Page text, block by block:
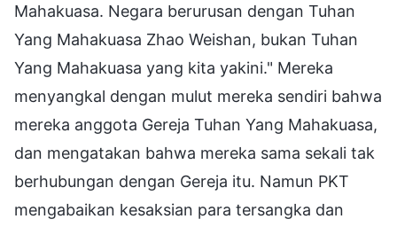
Mahakuasa. Negara berurusan dengan Tuhan
Yang Mahakuasa Zhao Weishan, bukan Tuhan
Yang Mahakuasa yang kita yakini." Mereka
menyangkal dengan mulut mereka sendiri bahwa
mereka anggota Gereja Tuhan Yang Mahakuasa,
dan mengatakan bahwa mereka sama sekali tak
berhubungan dengan Gereja itu. Namun PKT
mengabaikan kesaksian para tersangka dan